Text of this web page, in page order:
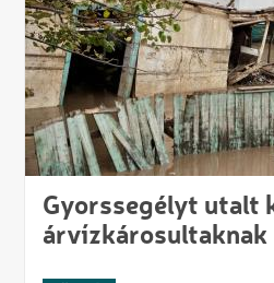
Gyorssegélyt utalt
árvízkárosultaknak